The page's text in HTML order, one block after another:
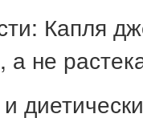
Капля
не